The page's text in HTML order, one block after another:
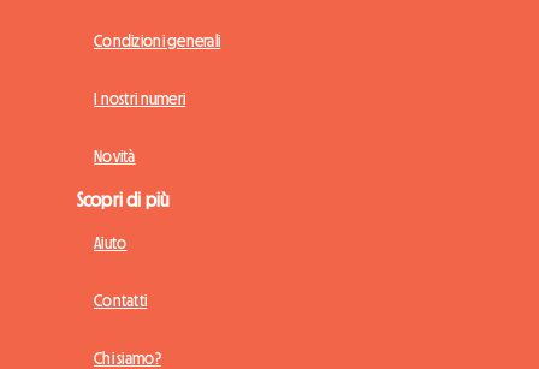
Condizioni generali
I nostri numeri
Novità
Scopri di più
Aiuto
Contatti
Chi siamo?